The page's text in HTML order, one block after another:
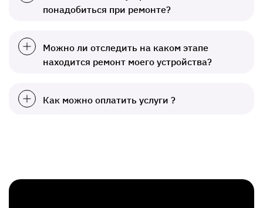
понадобиться при ремонте?
Можно ли отследить на каком этапе
находится ремонт моего устройства?
Как можно оплатить услуги ?